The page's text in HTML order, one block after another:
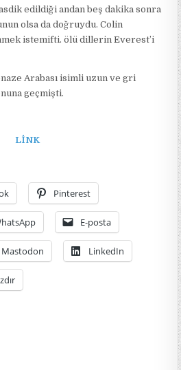
edildiği andan beş dakika sonra
olsa da doğruydu. Colin
istemifti. ölü dillerin Everest’i
Arabası isimli uzun ve gri
geçmişti.
LİNK
Pinterest
E-posta
Mastodon LinkedIn